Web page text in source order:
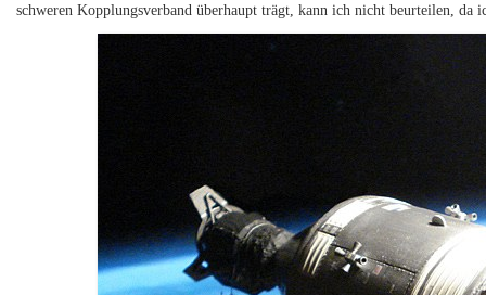
schweren Kopplungsverband überhaupt trägt, kann ich nicht beurteilen, da